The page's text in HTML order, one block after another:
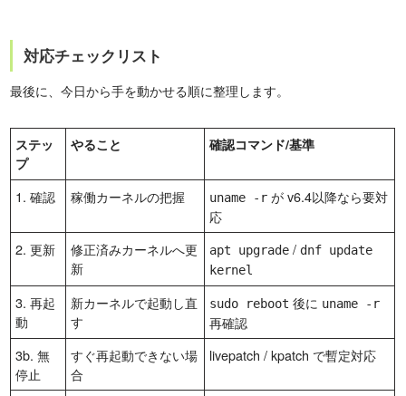
対応チェックリスト
最後に、今日から手を動かせる順に整理します。
ステッ
プ
やること 確認コマンド/基準
1. 確認 稼働カーネルの把握 uname -r が v6.4以降なら要対
応
2. 更新
修正済みカーネルへ更
新
apt upgrade / dnf update
kernel
3. 再起
動
新カーネルで起動し直
す
sudo reboot 後に uname -r
再確認
3b. 無
停止
すぐ再起動できない場
合
livepatch / kpatch で暫定対応